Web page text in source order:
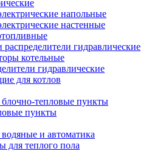
напольные
настенные
гидравлические
котельные
гидравлические
для котлов
тепловые пункты
пункты
и автоматика
для теплого пола